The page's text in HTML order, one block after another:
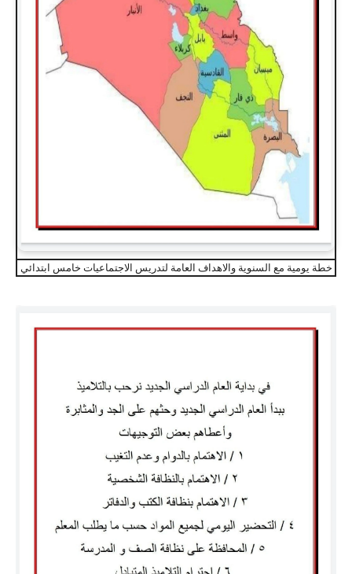
خطة يومية مع السنوية والاهداف العامة لتدريس الاجتماعيات خامس ابتدائي